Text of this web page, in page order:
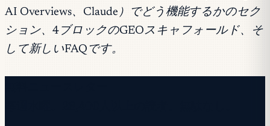
AI Overviews、Claude）でどう機能するかのセク
ション、4ブロックのGEOスキャフォールド、そ
して新しいFAQです。